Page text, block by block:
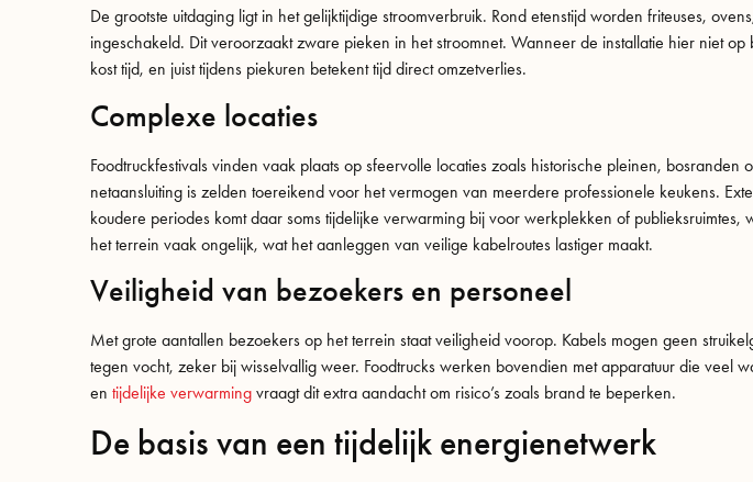
De grootste uitdaging ligt in het gelijktijdige stroomverbruik. Rond etenstijd worden friteuses,
ingeschakeld. Dit veroorzaakt zware pieken in het stroomnet. Wanneer de installatie hier niet
kost tijd, en juist tijdens piekuren betekent tijd direct omzetverlies.
Complexe locaties
Foodtruckfestivals vinden vaak plaats op sfeervolle locaties zoals historische pleinen,
netaansluiting is zelden toereikend voor het vermogen van meerdere professionele keukens.
koudere periodes komt daar soms tijdelijke verwarming bij voor werkplekken of
het terrein vaak ongelijk, wat het aanleggen van veilige kabelroutes lastiger maakt.
Veiligheid van bezoekers en personeel
Met grote aantallen bezoekers op het terrein staat veiligheid voorop. Kabels mogen geen
tegen vocht, zeker bij wisselvallig weer. Foodtrucks werken bovendien met apparatuur die veel
en tijdelijke verwarming vraagt dit extra aandacht om risico’s zoals brand te beperken.
De basis van een tijdelijk energienetwerk